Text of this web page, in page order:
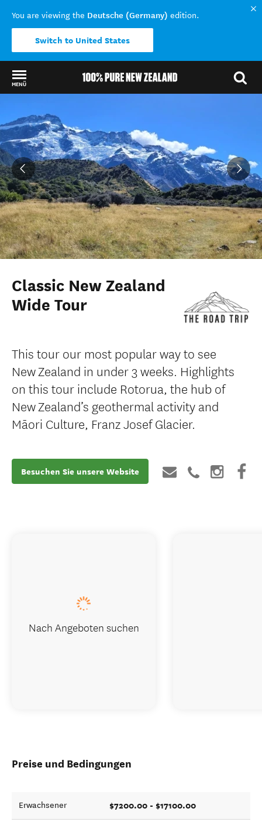
You are viewing the Deutsche (Germany) edition.
Switch to United States
MENÜ
Classic New Zealand
Wide Tour
This tour our most popular way to see
New Zealand in under 3 weeks. Highlights
on this tour include Rotorua, the hub of
New Zealand’s geothermal activity and
Māori Culture, Franz Josef Glacier.
Besuchen Sie unsere Website
Preise und Bedingungen
Erwachsener $7200.00 - $17100.00
Nach Angeboten suchen